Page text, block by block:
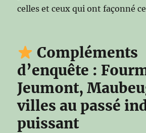
celles et ceux qui ont façonné
Compléments
d’enquête :
Jeumont,
villes au passé
puissant